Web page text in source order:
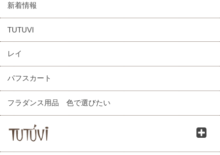
新着情報
TUTUVI
レイ
パフスカート
フラダンス用品 色で選びたい